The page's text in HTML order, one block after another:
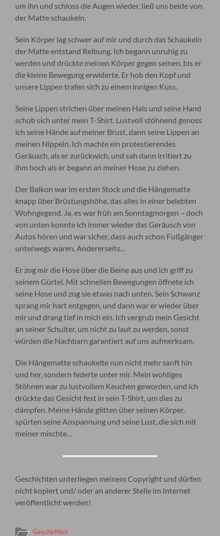
um ihn und schloss die Augen wieder, ließ uns beide von
der Matte schaukeln.
Sein Körper lag schwer auf mir und durch das Schaukeln
der Matte entstand Reibung. Ich begann unruhig zu
werden und drückte meinen Körper gegen seinen, bis er
die kleine Bewegung erwiderte. Er hob den Kopf und
unsere Lippen trafen sich zu einem innigen Kuss.
Seine Lippen strichen über meinen Hals und seine Hand
schob sich unter mein T-Shirt. Lustvoll stöhnend genoss
ich seine Hände auf meiner Brust, dann seine Lippen an
meinen Nippeln. Ich machte ein protestierendes
Geräusch, als er zurückwich, und sah dann irritiert zu
ihm hoch als er begann an meiner Hose zu ziehen.
Der Balkon war im ersten Stock und die Hängematte
knapp über Brüstungshöhe, das alles in einer belebten
Wohngegend. Ja, es war früh am Sonntagmorgen – doch
von unten konnte ich immer wieder das Geräusch von
Autos hören und war sicher, dass auch schon Fußgänger
unterwegs waren. Andererseits…
Er zog mir die Hose über die Beine aus und ich griff zu
seinem Gürtel. Mit schnellen Bewegungen öffnete ich
seine Hose und zog sie etwas nach unten. Sein Schwanz
sprang mir hart entgegen, und dann war er wieder über
mir und drang tief in mich ein. Ich vergrub mein Gesicht
an seiner Schulter, um nicht zu laut zu werden, sonst
würden die Nachbarn garantiert auf uns aufmerksam.
Die Hängematte schaukelte nun nicht mehr sanft hin
und her, sondern federte unter mir. Mein wohliges
Stöhnen war zu lustvollem Keuchen geworden, und ich
drückte das Gesicht fest in sein T-Shirt, um dies zu
dämpfen. Meine Hände glitten über seinen Körper,
spürten seine Anspannung und seine Lust, die sich mit
meiner mischte…
Geschichten unterliegen meinem Copyright und dürfen
nicht kopiert und/ oder an anderer Stelle im Internet
veröffentlicht werden!
Geschichten